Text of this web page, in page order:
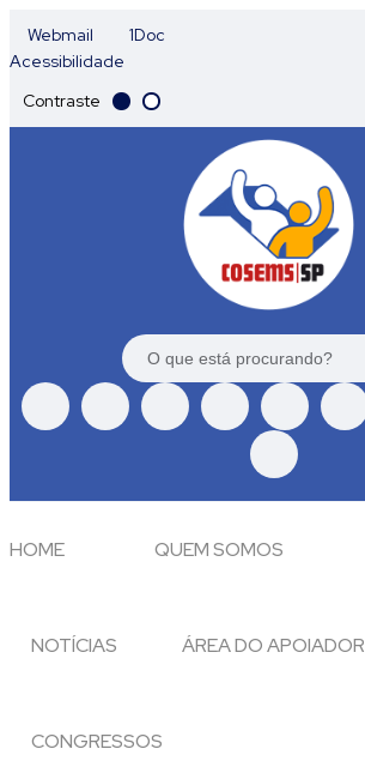
Webmail
1Doc
Acessibilidade
Contraste
HOME QUEM SOMOS
NOTÍCIAS ÁREA DO APOIADOR
CONGRESSOS